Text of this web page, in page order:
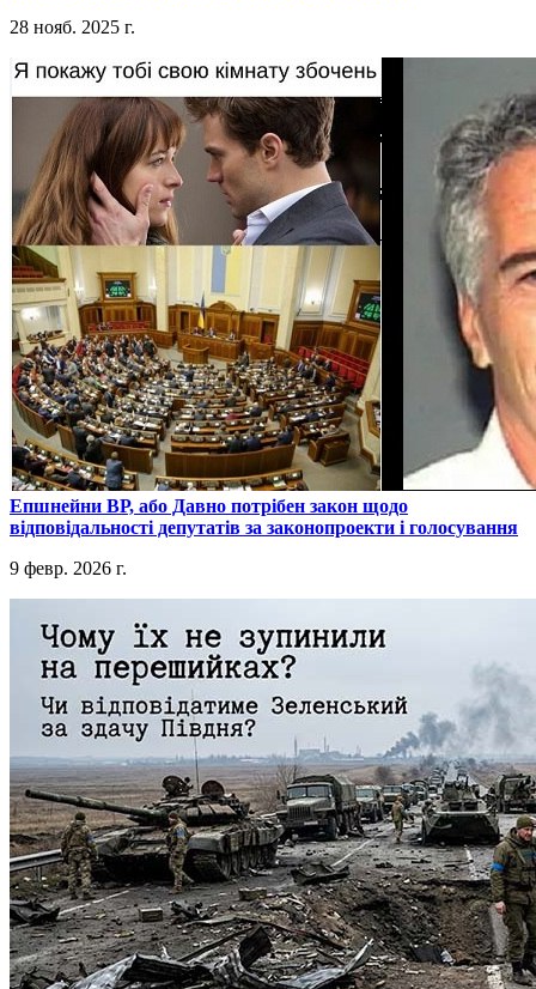
28 нояб. 2025 г.
​Епшнейни ВР, або Давно потрібен закон щодо
відповідальності депутатів за законопроекти і голосування
9 февр. 2026 г.